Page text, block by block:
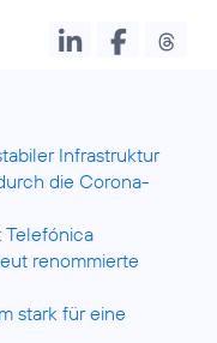
Infrastruktur
die Corona-
Telefónica
renommierte
stark für eine